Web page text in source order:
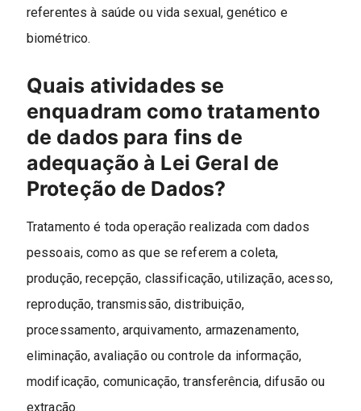
referentes à saúde ou vida sexual, genético e
biométrico.
Quais atividades se
enquadram como tratamento
de dados para fins de
adequação à Lei Geral de
Proteção de Dados?
Tratamento é toda operação realizada com dados
pessoais, como as que se referem a coleta,
produção, recepção, classificação, utilização, acesso,
reprodução, transmissão, distribuição,
processamento, arquivamento, armazenamento,
eliminação, avaliação ou controle da informação,
modificação, comunicação, transferência, difusão ou
extração.